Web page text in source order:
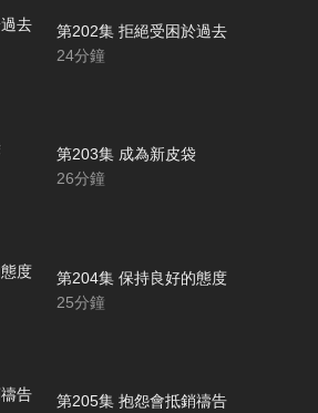
第202集 拒絕受困於過去
24分鐘
第203集 成為新皮袋
26分鐘
第204集 保持良好的態度
25分鐘
第205集 抱怨會抵銷禱告